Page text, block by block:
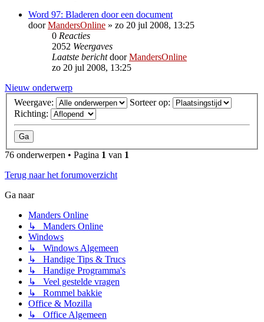
Word 97: Bladeren door een document
doorMandersOnline » zo 20 jul 2008, 13:25
0 Reacties
2052 Weergaves
Laatste berichtdoorMandersOnline
zo 20 jul 2008, 13:25
Nieuw onderwerp
Weergave:
Sorteer op:
Richting:
76 onderwerpen • Pagina 1 van 1
Terug naar het forumoverzicht
Ga naar
Manders Online
↳ Manders Online
Windows
↳ Windows Algemeen
↳ Handige Tips & Trucs
↳ Handige Programma's
↳ Veel gestelde vragen
↳ Rommel bakkie
Office & Mozilla
↳ Office Algemeen